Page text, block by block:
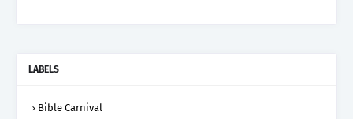
LABELS
Bible Carnival